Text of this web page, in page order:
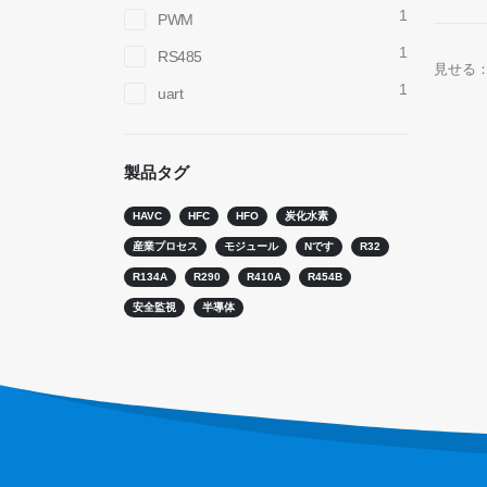
見せる：
PWM 1
RS485 1
uart 1
製品タグ
HAVC HFC HFO 炭化水素
産業プロセス モジュール Nです R32
R134A R290 R410A R454B
安全監視 半導体
住所：No.299 Jinsuo Road、国立ハイテクゾー
電話：0086-371-67169097
メール： cece@winsensor.com
whatsapp ： +8618595618735